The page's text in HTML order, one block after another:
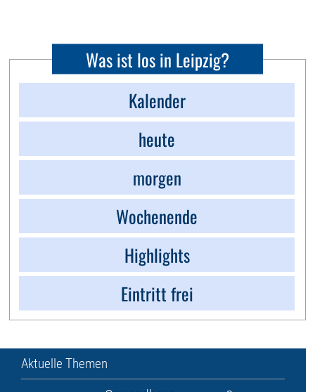
Was ist los in Leipzig?
Kalender
heute
morgen
Wochenende
Highlights
Eintritt frei
Aktuelle Themen